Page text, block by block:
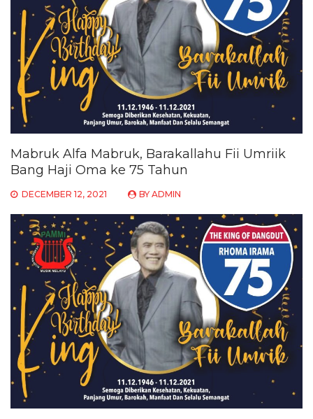
Mabruk Alfa Mabruk, Barakallahu Fii Umriik
Bang Haji Oma ke 75 Tahun
DECEMBER 12, 2021 BY ADMIN